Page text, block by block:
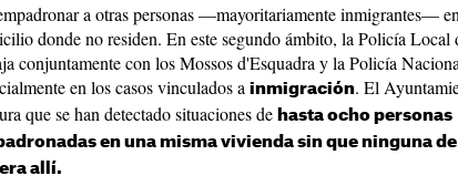
a otras personas —mayoritariamente inmigrantes—
donde no residen. En este segundo ámbito, la Policía Local
conjuntamente con los Mossos d'Esquadra y la Policía
en los casos vinculados a inmigración. El
que se han detectado situaciones de hasta ocho personas
en una misma vivienda sin que ninguna
allí.